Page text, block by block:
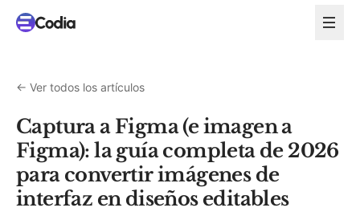
← Ver todos los artículos
Captura a Figma (e imagen a
Figma): la guía completa de 2026
para convertir imágenes de
interfaz en diseños editables